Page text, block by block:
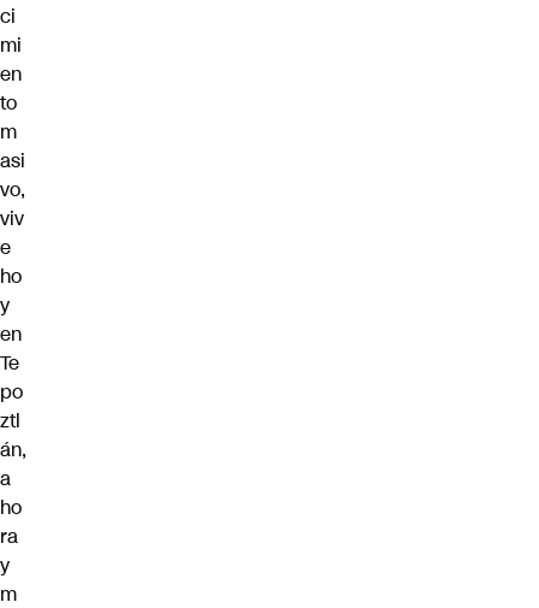
ci
mi
en
to
m
asi
vo,
viv
e
ho
y
en
Te
po
ztl
án,
a
ho
ra
y
m